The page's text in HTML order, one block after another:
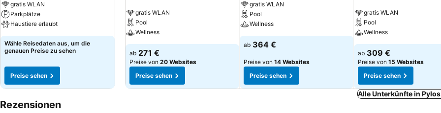
gratis WLAN
Parkplätze
Haustiere erlaubt
Wähle Reisedaten aus, um die
genauen Preise zu sehen
Preise sehen
gratis WLAN
Pool
Wellness
ab 271 €
Preise von 20 Websites
Preise sehen
gratis WLAN
Pool
Wellness
ab 364 €
Preise von 14 Websites
Preise sehen
gratis WLAN
Pool
Wellness
ab 309 €
Preise von 15 Websites
Preise sehen
Alle Unterkünfte in
Rezensionen